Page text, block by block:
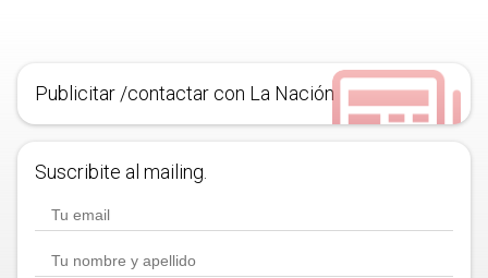
Publicitar /contactar con La Nación
Suscribite al mailing.